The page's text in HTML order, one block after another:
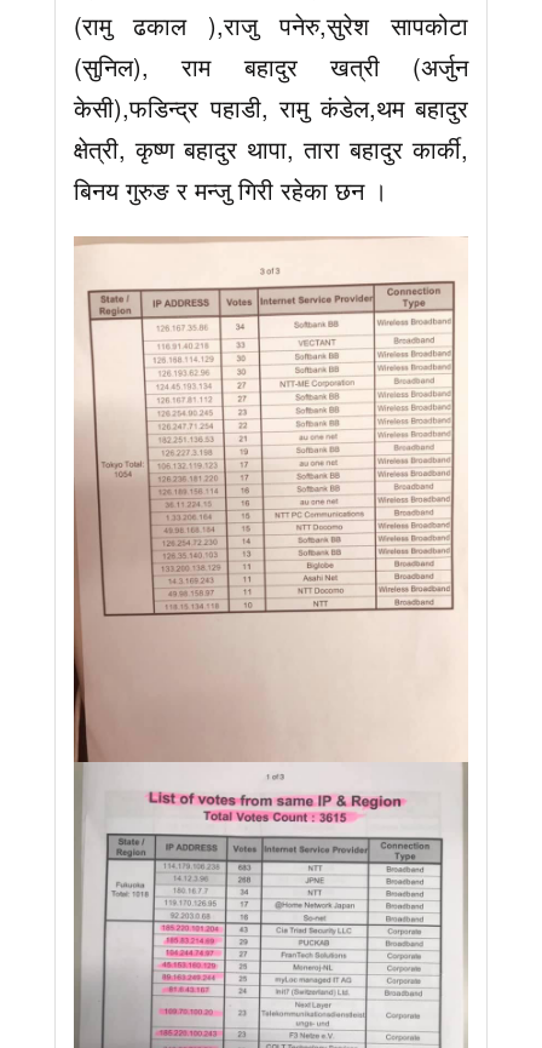
(रामु ढकाल ),राजु पनेरु,सुरेश सापकोटा
(सुनिल), राम बहादुर खत्री (अर्जुन
केसी),फडिन्द्र पहाडी, रामु कंडेल,थम बहादुर
क्षेत्री, कृष्ण बहादुर थापा, तारा बहादुर कार्की,
बिनय गुरुङ र मन्जु गिरी रहेका छन ।